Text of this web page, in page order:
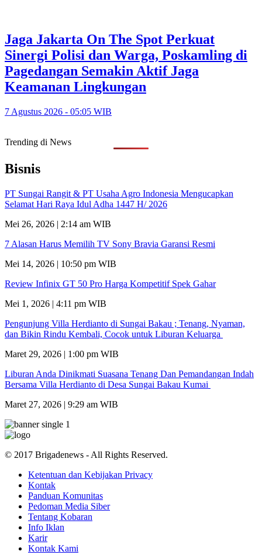
Jaga Jakarta On The Spot Perkuat
Sinergi Polisi dan Warga, Poskamling di
Pagedangan Semakin Aktif Jaga
Keamanan Lingkungan
7 Agustus 2026 - 05:05 WIB
Trending di News
Bisnis
PT Sungai Rangit & PT Usaha Agro Indonesia Mengucapkan
Selamat Hari Raya Idul Adha 1447 H/ 2026
Mei 26, 2026 | 2:14 am WIB
7 Alasan Harus Memilih TV Sony Bravia Garansi Resmi
Mei 14, 2026 | 10:50 pm WIB
Review Infinix GT 50 Pro Harga Kompetitif Spek Gahar
Mei 1, 2026 | 4:11 pm WIB
Pengunjung Villa Herdianto di Sungai Bakau ; Tenang, Nyaman,
dan Bikin Rindu Kembali, Cocok untuk Liburan Keluarga
Maret 29, 2026 | 1:00 pm WIB
Liburan Anda Dinikmati Suasana Tenang Dan Pemandangan Indah
Bersama Villa Herdianto di Desa Sungai Bakau Kumai
Maret 27, 2026 | 9:29 am WIB
© 2017 Brigadenews - All Rights Reserved.
Ketentuan dan Kebijakan Privacy
Kontak
Panduan Komunitas
Pedoman Media Siber
Tentang Kobaran
Info Iklan
Karir
Kontak Kami